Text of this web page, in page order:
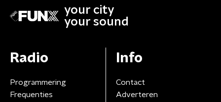
your city
your sound
Radio
Programmering
Frequenties
Info
Contact
Adverteren